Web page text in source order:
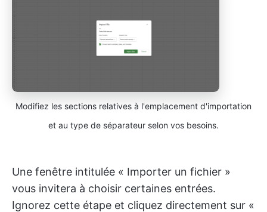
Modifiez les sections relatives à l'emplacement d'importation
et au type de séparateur selon vos besoins.
Une fenêtre intitulée « Importer un fichier »
vous invitera à choisir certaines entrées.
Ignorez cette étape et cliquez directement sur «